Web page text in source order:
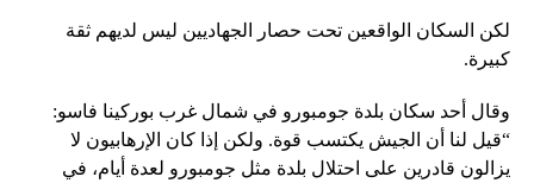
لكن السكان الواقعين تحت حصار الجهاديين ليس لديهم ثقة
كبيرة.
وقال أحد سكان بلدة جومبورو في شمال غرب بوركينا فاسو:
“قيل لنا أن الجيش يكتسب قوة. ولكن إذا كان الإرهابيون لا
يزالون قادرين على احتلال بلدة مثل جومبورو لعدة أيام، في